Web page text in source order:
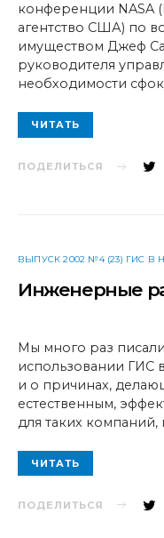
конференции NASA
агентство США) по
имуществом Джеф
руководителя
необходимости
ЧИТАТЬ
ПОДЕЛИТЬСЯ
ВЫПУСК 2002 №4 (23) ГИС
Инженерные
Мы много раз
использовании ГИС
и о причинах,
естественным,
для таких компаний,
ЧИТАТЬ
ПОДЕЛИТЬСЯ